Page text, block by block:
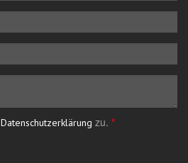
Datenschutzerklärung zu. *